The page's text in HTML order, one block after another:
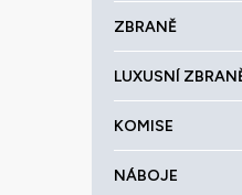
ZBRANĚ
LUXUSNÍ
KOMISE
NÁBOJE